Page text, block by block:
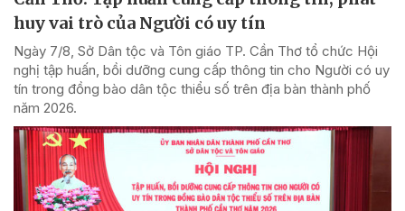
huy vai trò của Người có uy tín
Ngày 7/8, Sở Dân tộc và Tôn giáo TP. Cần Thơ tổ chức Hội
nghị tập huấn, bồi dưỡng cung cấp thông tin cho Người có uy
tín trong đồng bào dân tộc thiểu số trên địa bàn thành phố
năm 2026.